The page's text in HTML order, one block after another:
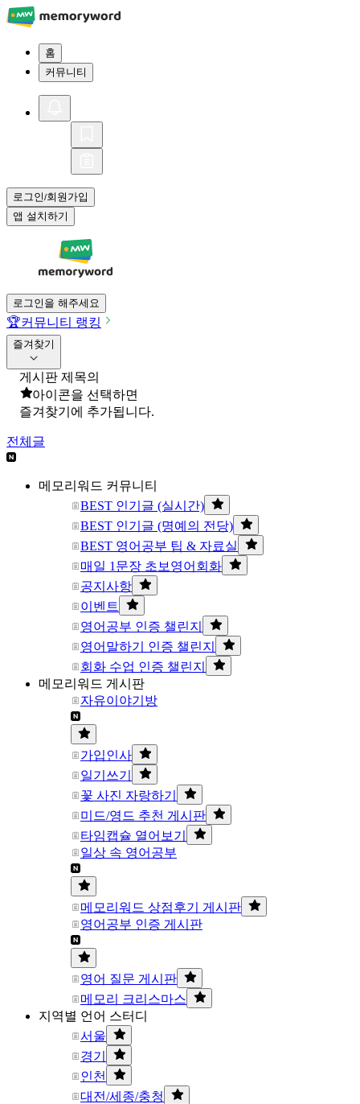
홈
커뮤니티
로그인/회원가입
앱 설치하기
로그인을 해주세요
🏆커뮤니티 랭킹
즐겨찾기
게시판 제목의
아이콘을 선택하면
즐겨찾기에 추가됩니다.
전체글
메모리워드 커뮤니티
BEST 인기글 (실시간)
BEST 인기글 (명예의 전당)
BEST 영어공부 팁 & 자료실
매일 1문장 초보영어회화
공지사항
이벤트
영어공부 인증 챌린지
영어말하기 인증 챌린지
회화 수업 인증 챌린지
메모리워드 게시판
자유이야기방
가입인사
일기쓰기
꽃 사진 자랑하기
미드/영드 추천 게시판
타임캡슐 열어보기
일상 속 영어공부
메모리워드 상점후기 게시판
영어공부 인증 게시판
영어 질문 게시판
메모리 크리스마스
지역별 언어 스터디
서울
경기
인천
대전/세종/충청